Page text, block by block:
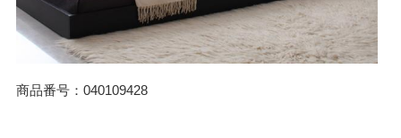
商品番号：040109428